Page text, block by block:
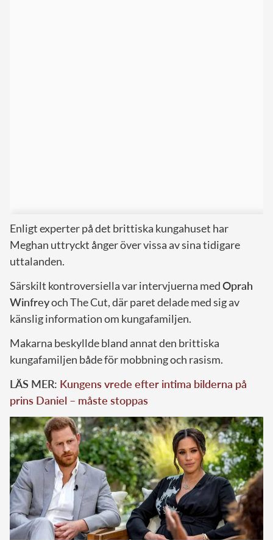
Enligt experter på det brittiska kungahuset har
Meghan uttryckt ånger över vissa av sina tidigare
uttalanden.
Särskilt kontroversiella var intervjuerna medOprah
Winfreyoch The Cut, där paret delade med sig av
känslig information om kungafamiljen.
Makarna beskyllde bland annat den brittiska
kungafamiljen både för mobbning och rasism.
LÄS MER: Kungens vrede efter intima bilderna på
prins Daniel – måste stoppas